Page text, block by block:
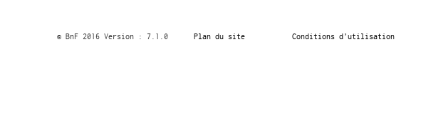
© BnF 2016 Version : 7.1.0 Plan du site Conditions d’utilisation